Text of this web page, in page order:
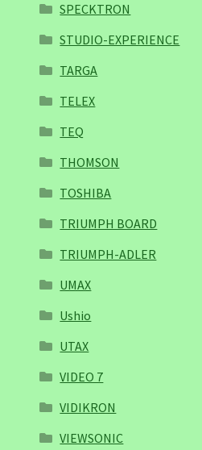
SPECKTRON
STUDIO-EXPERIENCE
TARGA
TELEX
TEQ
THOMSON
TOSHIBA
TRIUMPH BOARD
TRIUMPH-ADLER
UMAX
Ushio
UTAX
VIDEO 7
VIDIKRON
VIEWSONIC